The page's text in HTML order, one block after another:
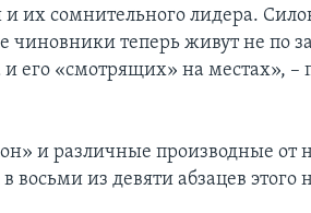
и их сомнительного лидера.
чиновники теперь живут не по
и его «смотрящих» на местах»,
и различные производные от
восьми из девяти абзацев этого